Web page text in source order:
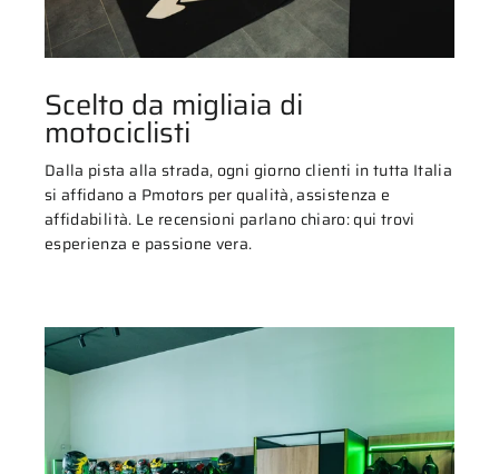
Scelto da migliaia di
motociclisti
Dalla pista alla strada, ogni giorno clienti in tutta Italia
si affidano a Pmotors per qualità, assistenza e
affidabilità. Le recensioni parlano chiaro: qui trovi
esperienza e passione vera.